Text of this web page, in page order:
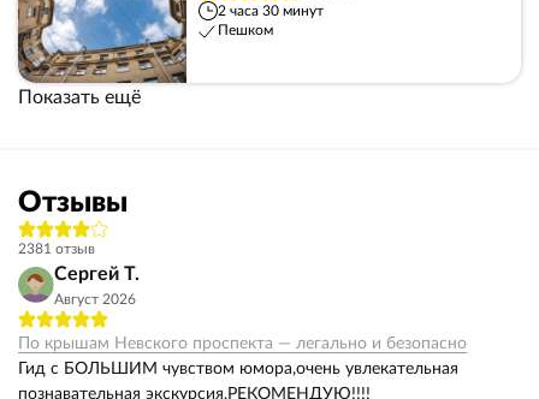
2 часа 30 минут
Пешком
Показать ещё
Отзывы
2381 отзыв
Сергей Т.
Август 2026
По крышам Невского проспекта — легально и безопасно
Гид с БОЛЬШИМ чувством юмора,очень увлекательная
познавательная экскурсия,РЕКОМЕНДУЮ!!!!